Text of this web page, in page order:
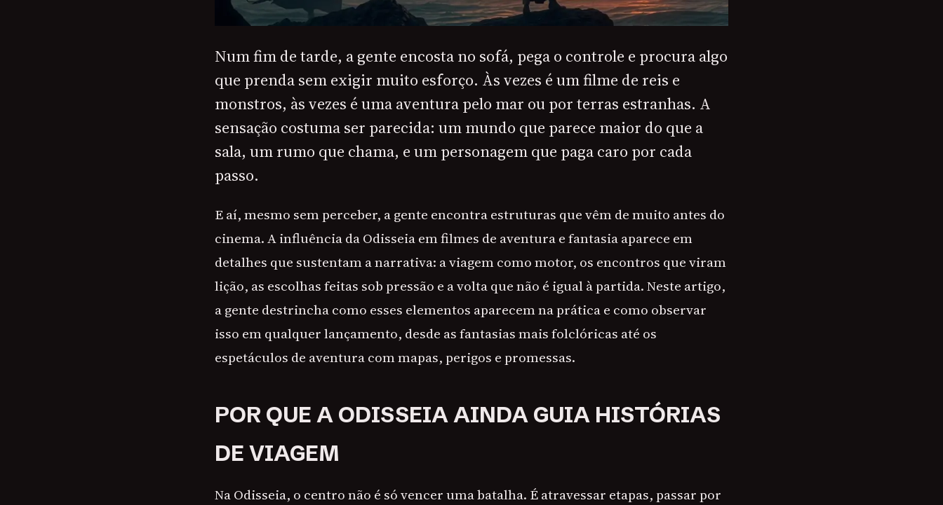
Num fim de tarde, a gente encosta no sofá, pega o controle e procura algo
que prenda sem exigir muito esforço. Às vezes é um filme de reis e
monstros, às vezes é uma aventura pelo mar ou por terras estranhas. A
sensação costuma ser parecida: um mundo que parece maior do que a
sala, um rumo que chama, e um personagem que paga caro por cada
passo.
E aí, mesmo sem perceber, a gente encontra estruturas que vêm de muito antes do
cinema. A influência da Odisseia em filmes de aventura e fantasia aparece em
detalhes que sustentam a narrativa: a viagem como motor, os encontros que viram
lição, as escolhas feitas sob pressão e a volta que não é igual à partida. Neste artigo,
a gente destrincha como esses elementos aparecem na prática e como observar
isso em qualquer lançamento, desde as fantasias mais folclóricas até os
espetáculos de aventura com mapas, perigos e promessas.
POR QUE A ODISSEIA AINDA GUIA HISTÓRIAS
DE VIAGEM
Na Odisseia, o centro não é só vencer uma batalha. É atravessar etapas, passar por